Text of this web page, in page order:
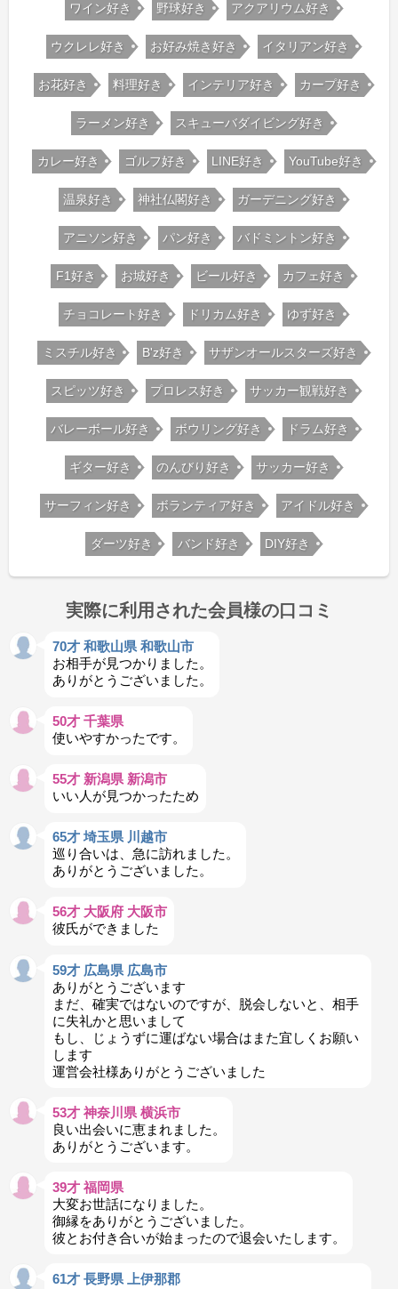
ワイン好き 野球好き アクアリウム好き
ウクレレ好き お好み焼き好き イタリアン好き
お花好き 料理好き インテリア好き カープ好き
ラーメン好き スキューバダイビング好き
カレー好き ゴルフ好き LINE好き YouTube好き
温泉好き 神社仏閣好き ガーデニング好き
アニソン好き パン好き バドミントン好き
F1好き お城好き ビール好き カフェ好き
チョコレート好き ドリカム好き ゆず好き
ミスチル好き B'z好き サザンオールスターズ好き
スピッツ好き プロレス好き サッカー観戦好き
バレーボール好き ボウリング好き ドラム好き
ギター好き のんびり好き サッカー好き
サーフィン好き ボランティア好き アイドル好き
ダーツ好き バンド好き DIY好き
実際に利用された会員様の口コミ
70才 和歌山県 和歌山市
お相手が見つかりました。
ありがとうございました。
50才 千葉県
使いやすかったです。
55才 新潟県 新潟市
いい人が見つかったため
65才 埼玉県 川越市
巡り合いは、急に訪れました。
ありがとうございました。
56才 大阪府 大阪市
彼氏ができました
59才 広島県 広島市
ありがとうございます
まだ、確実ではないのですが、脱会しないと、相手
に失礼かと思いまして
もし、じょうずに運ばない場合はまた宜しくお願い
します
運営会社様ありがとうございました
53才 神奈川県 横浜市
良い出会いに恵まれました。
ありがとうございます。
39才 福岡県
大変お世話になりました。
御縁をありがとうございました。
彼とお付き合いが始まったので退会いたします。
61才 長野県 上伊那郡